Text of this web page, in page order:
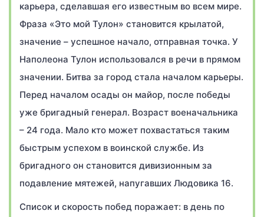
карьера, сделавшая его известным во всем мире.
Фраза «Это мой Тулон» становится крылатой,
значение – успешное начало, отправная точка. У
Наполеона Тулон использовался в речи в прямом
значении. Битва за город стала началом карьеры.
Перед началом осады он майор, после победы
уже бригадный генерал. Возраст военачальника
– 24 года. Мало кто может похвастаться таким
быстрым успехом в воинской службе. Из
бригадного он становится дивизионным за
подавление мятежей, напугавших Людовика 16.
Список и скорость побед поражает: в день по